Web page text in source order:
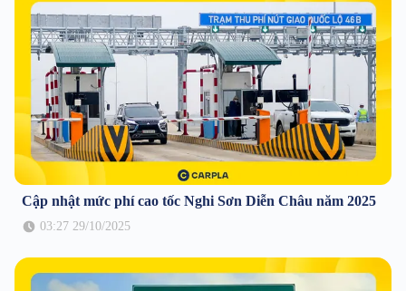
Cập nhật mức phí cao tốc Nghi Sơn Diễn Châu năm 2025
03:27 29/10/2025